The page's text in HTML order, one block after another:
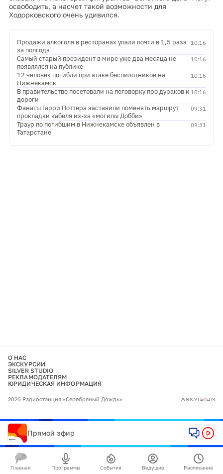
освободить, а насчет такой возможности для
Ходорковского очень удивился.
10:16
Продажи алкоголя в ресторанах упали почти в 1,5 раза
за полгода
10:16
Самый старый президент в мире уже два месяца не
появлялся на публике
10:16
12 человек погибли при атаке беспилотников на
Нижнекамск
10:16
В правительстве посетовали на поговорку про дураков и
дороги
09:31
Фанаты Гарри Поттера заставили поменять маршрут
прокладки кабеля из-за «могилы Добби»
09:31
Траур по погибшим в Нижнекамске объявлен в
Татарстане
О НАС
ЭКСКУРСИИ
SILVER STUDIO
РЕКЛАМОДАТЕЛЯМ
ЮРИДИЧЕСКАЯ ИНФОРМАЦИЯ
2026 Радиостанция «Серебряный Дождь»
Прямой эфир
Главная Программы События Ведущие Расписание